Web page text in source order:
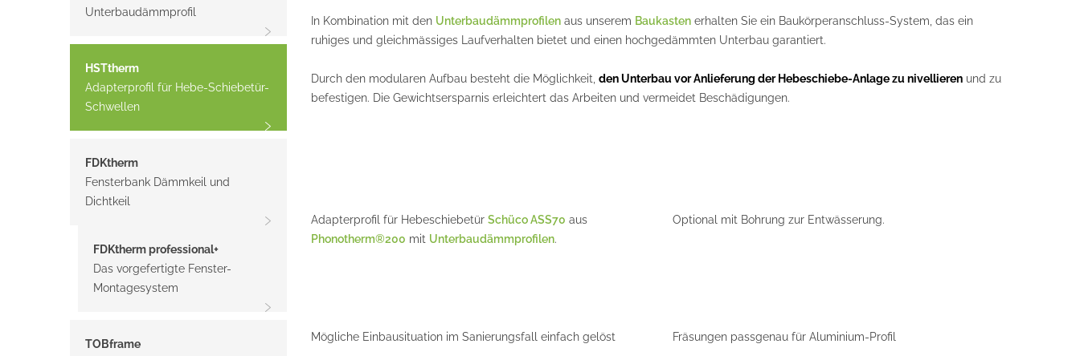
Unterbaudämmprofil
HSTtherm
Adapterprofil für Hebe-Schiebetür-
Schwellen
FDKtherm
Fensterbank Dämmkeil und
Dichtkeil
FDKtherm professional+
Das vorgefertigte Fenster-
Montagesystem
TOBframe
In Kombination mit den Unterbaudämmprofilen aus unserem Baukasten erhalten Sie ein Baukörperanschluss-System, das ein
ruhiges und gleichmässiges Laufverhalten bietet und einen hochgedämmten Unterbau garantiert.
Durch den modularen Aufbau besteht die Möglichkeit, den Unterbau vor Anlieferung der Hebeschiebe-Anlage zu nivellieren und zu
befestigen. Die Gewichtsersparnis erleichtert das Arbeiten und vermeidet Beschädigungen.
Adapterprofil für Hebeschiebetür Schüco ASS70 aus
Phonotherm®200 mit Unterbaudämmprofilen.
Optional mit Bohrung zur Entwässerung.
Mögliche Einbausituation im Sanierungsfall einfach gelöst Fräsungen passgenau für Aluminium-Profil